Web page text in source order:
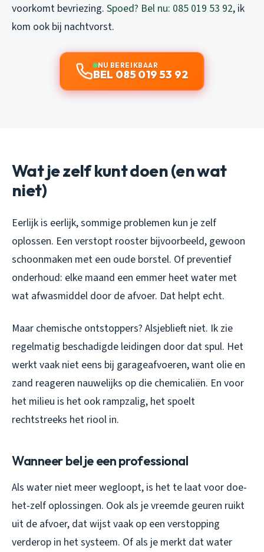
voorkomt bevriezing. Spoed? Bel nu: 085 019 53 92, ik
kom ook bij nachtvorst.
NU BEREIKBAAR
BEL 085 019 53 92
Wat je zelf kunt doen (en wat
niet)
Eerlijk is eerlijk, sommige problemen kun je zelf
oplossen. Een verstopt rooster bijvoorbeeld, gewoon
schoonmaken met een oude borstel. Of preventief
onderhoud: elke maand een emmer heet water met
wat afwasmiddel door de afvoer. Dat helpt echt.
Maar chemische ontstoppers? Alsjeblieft niet. Ik zie
regelmatig beschadigde leidingen door dat spul. Het
werkt vaak niet eens bij garageafvoeren, want olie en
zand reageren nauwelijks op die chemicaliën. En voor
het milieu is het ook rampzalig, het spoelt
rechtstreeks het riool in.
Wanneer bel je een professional
Als water niet meer wegloopt, is het te laat voor doe-
het-zelf oplossingen. Ook als je vreemde geuren ruikt
uit de afvoer, dat wijst vaak op een verstopping
verderop in het systeem. Of als je merkt dat water